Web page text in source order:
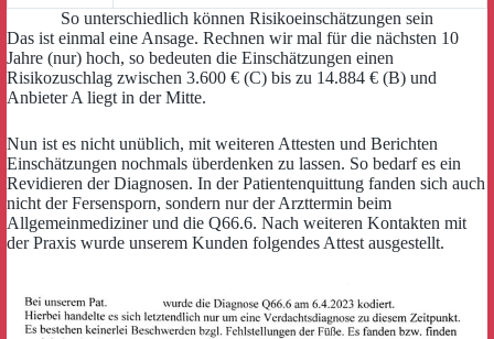
So unterschiedlich können Risikoeinschätzungen sein
Das ist einmal eine Ansage. Rechnen wir mal für die nächsten 10
Jahre (nur) hoch, so bedeuten die Einschätzungen einen
Risikozuschlag zwischen 3.600 € (C) bis zu 14.884 € (B) und
Anbieter A liegt in der Mitte.
Nun ist es nicht unüblich, mit weiteren Attesten und Berichten
Einschätzungen nochmals überdenken zu lassen. So bedarf es ein
Revidieren der Diagnosen. In der Patientenquittung fanden sich auch
nicht der Fersensporn, sondern nur der Arzttermin beim
Allgemeinmediziner und die Q66.6. Nach weiteren Kontakten mit
der Praxis wurde unserem Kunden folgendes Attest ausgestellt.